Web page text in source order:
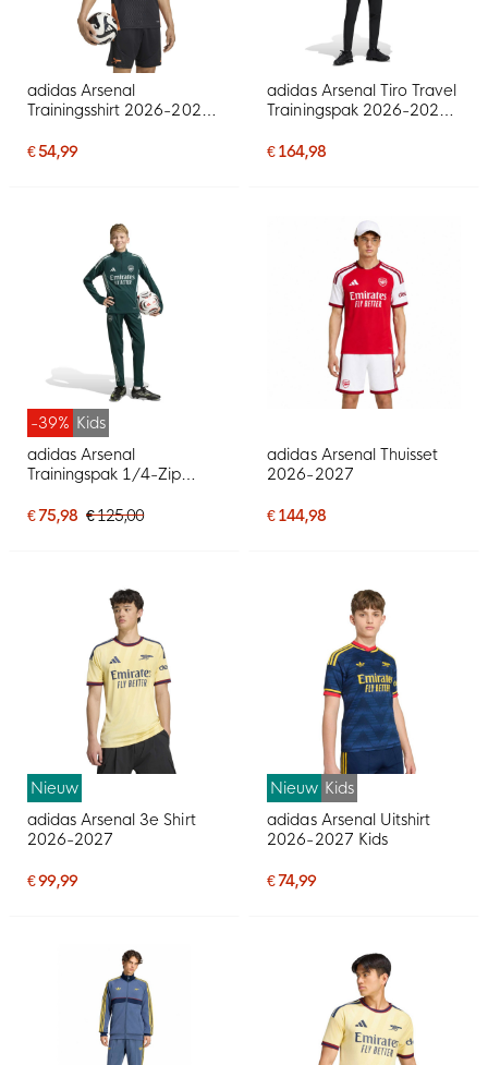
adidas Arsenal
Trainingsshirt 2026-2027
€ 54,99
adidas Arsenal Tiro Travel
Trainingspak 2026-2027
€ 164,98
-39% Kids
adidas Arsenal
Trainingspak 1/4-Zip
Donkergroen Grijs
€ 75,98 € 125,00
adidas Arsenal Thuisset
2026-2027
€ 144,98
Nieuw
adidas Arsenal 3e Shirt
2026-2027
€ 99,99
Nieuw Kids
adidas Arsenal Uitshirt
2026-2027 Kids
€ 74,99